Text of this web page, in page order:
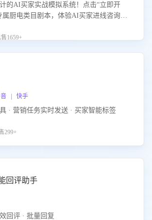
的AI买家实战模拟系统！点击“立即开
属厨电类目剧本，体验AI买家进线咨询真
1659+
| 快手
· 营销任务实时发送 · 买家智能标签
299+
回评助手
回评 · 批量回复